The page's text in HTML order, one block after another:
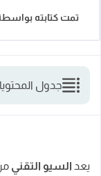
تمت كتابته
جدول
كيفية يعد السيو التقني